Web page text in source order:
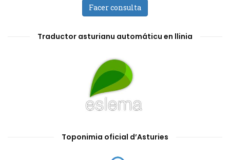
Facer consulta
Traductor asturianu automáticu en llinia
Toponimia oficial d’Asturies